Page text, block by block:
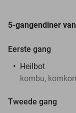
5-gangendiner
Eerste gang
Heilbot
kombu,
Tweede gang